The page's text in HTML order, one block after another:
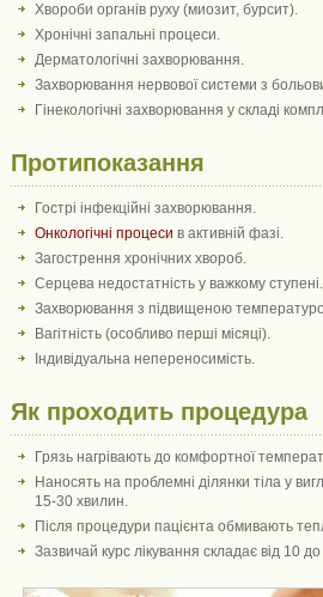
Хвороби органів руху (миозит, бурсит).
Хронічні запальні процеси.
Дерматологічні захворювання.
Захворювання нервової системи з
Гінекологічні захворювання у складі
Протипоказання
Гострі інфекційні захворювання.
Онкологічні процеси в активній фазі.
Загострення хронічних хвороб.
Серцева недостатність у важкому ступені.
Захворювання з підвищеною
Вагітність (особливо перші місяці).
Індивідуальна непереносимість.
Як проходить процедура
Грязь нагрівають до комфортної
Наносять на проблемні ділянки тіла у
15-30 хвилин.
Після процедури пацієнта обмивають
Зазвичай курс лікування складає від 10